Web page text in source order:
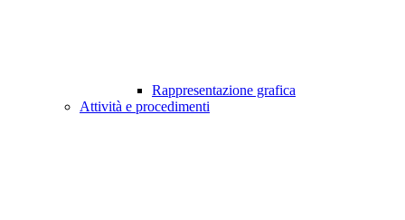
Rappresentazione grafica
Attività e procedimenti